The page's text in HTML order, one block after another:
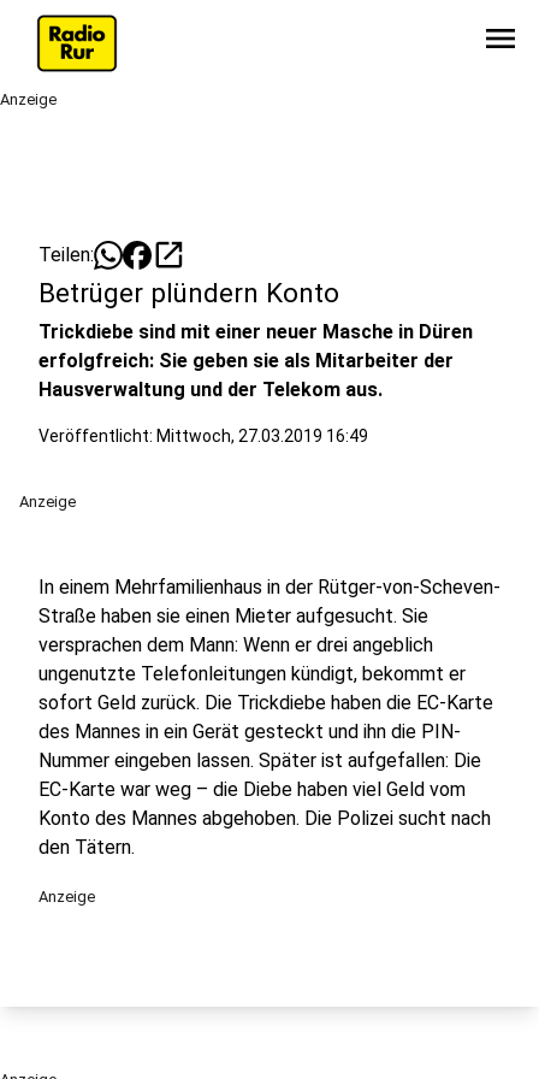
menu
Anzeige
Teilen: open_in_new
Betrüger plündern Konto
Trickdiebe sind mit einer neuer Masche in Düren
erfolgfreich: Sie geben sie als Mitarbeiter der
Hausverwaltung und der Telekom aus.
Veröffentlicht: Mittwoch, 27.03.2019 16:49
Anzeige
In einem Mehrfamilienhaus in der Rütger-von-Scheven-
Straße haben sie einen Mieter aufgesucht. Sie
versprachen dem Mann: Wenn er drei angeblich
ungenutzte Telefonleitungen kündigt, bekommt er
sofort Geld zurück. Die Trickdiebe haben die EC-Karte
des Mannes in ein Gerät gesteckt und ihn die PIN-
Nummer eingeben lassen. Später ist aufgefallen: Die
EC-Karte war weg – die Diebe haben viel Geld vom
Konto des Mannes abgehoben. Die Polizei sucht nach
den Tätern.
Anzeige